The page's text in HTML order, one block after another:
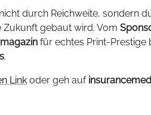
durch Reichweite, sondern
gebaut wird. Vom
für echtes Print-Prestige
.
Link oder geh auf